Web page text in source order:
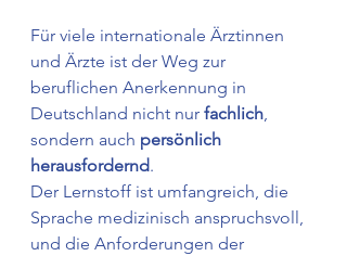
Für viele internationale Ärztinnen
und Ärzte ist der Weg zur
beruflichen Anerkennung in
Deutschland nicht nur fachlich,
sondern auch persönlich
herausfordernd.
Der Lernstoff ist umfangreich, die
Sprache medizinisch anspruchsvoll,
und die Anforderungen der